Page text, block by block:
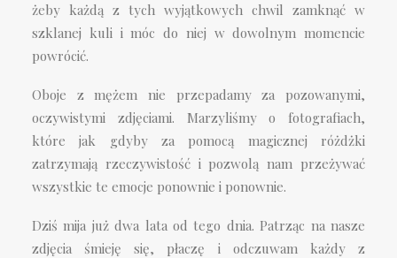
żeby każdą z tych wyjątkowych chwil zamknąć w
szklanej kuli i móc do niej w dowolnym momencie
powrócić.
Oboje z mężem nie przepadamy za pozowanymi,
oczywistymi zdjęciami. Marzyliśmy o fotografiach,
które jak gdyby za pomocą magicznej różdżki
zatrzymają rzeczywistość i pozwolą nam przeżywać
wszystkie te emocje ponownie i ponownie.
Dziś mija już dwa lata od tego dnia. Patrząc na nasze
zdjęcia śmieję się, płaczę i odczuwam każdy z